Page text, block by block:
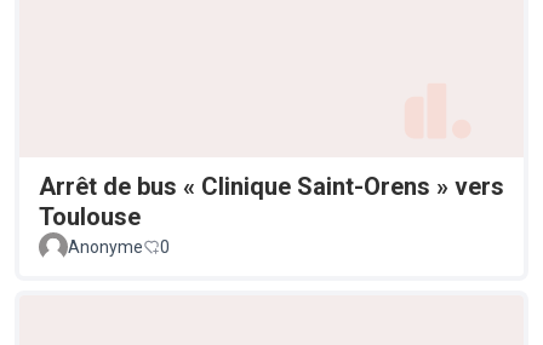
Arrêt de bus « Clinique Saint-Orens » vers
Toulouse
Anonyme 0